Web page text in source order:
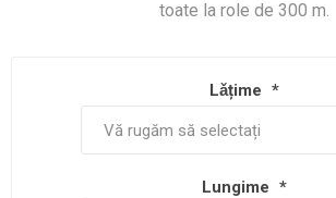
toate la role de 300 m.
Lǎțime *
Lungime *